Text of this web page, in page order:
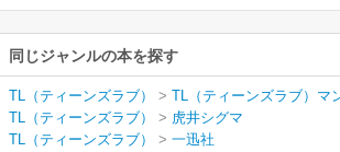
同じジャンルの本を探す
TL（ティーンズラブ） > TL（ティーンズラブ）マ
TL（ティーンズラブ）
> 虎井シグマ
TL（ティーンズラブ）
> 一迅社